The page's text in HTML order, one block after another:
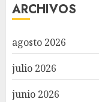
ARCHIVOS
agosto 2026
julio 2026
junio 2026